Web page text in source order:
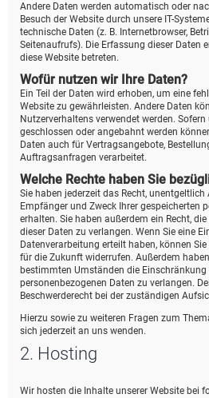
Andere Daten werden automatisch oder
Besuch der Website durch unsere IT-
technische Daten (z. B. Internetbrowser,
Seitenaufrufs). Die Erfassung dieser Daten
diese Website betreten.
Wofür nutzen wir Ihre Daten?
Ein Teil der Daten wird erhoben, um eine
Website zu gewährleisten. Andere Daten
Nutzerverhaltens verwendet werden.
geschlossen oder angebahnt werden
Daten auch für Vertragsangebote,
Auftragsanfragen verarbeitet.
Welche Rechte haben Sie
Sie haben jederzeit das Recht,
Empfänger und Zweck Ihrer gespeicherten
erhalten. Sie haben außerdem ein Recht,
dieser Daten zu verlangen. Wenn Sie eine
Datenverarbeitung erteilt haben, können
für die Zukunft widerrufen. Außerdem
bestimmten Umständen die Einschränkung
personenbezogenen Daten zu verlangen.
Beschwerderecht bei der zuständigen
Hierzu sowie zu weiteren Fragen zum
sich jederzeit an uns wenden.
2. Hosting
Wir hosten die Inhalte unserer Website bei